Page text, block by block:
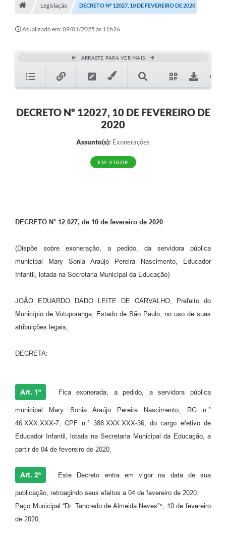
A História
Galeria de Fotos
Legislação
Transparência
Editais
Contato
Legislação DECRETO Nº 12027, 10 DE FEVEREIRO DE 2020
Atualizado em: 09/01/2025 às 11h26
ARRASTE PARA VER MAIS
DECRETO Nº 12027, 10 DE FEVEREIRO DE
2020
Assunto(s): Exonerações
EM VIGOR
DECRETO N° 12 027, de 10 de fevereiro de 2020
(Dispõe sobre exoneração, a pedido, da servidora pública
municipal Mary Sonia Araújo Pereira Nascimento, Educador
Infantil, lotada na Secretaria Municipal da Educação)
JOÃO EDUARDO DADO LEITE DE CARVALHO, Prefeito do
Município de Votuporanga, Estado de São Paulo, no uso de suas
atribuições legais,
DECRETA:
Art. 1º Fica exonerada, a pedido, a servidora pública
municipal Mary Sonia Araújo Pereira Nascimento, RG n.°
46.XXX.XXX-7, CPF n.° 388.XXX.XXX-36, do cargo efetivo de
Educador Infantil, lotada na Secretaria Municipal da Educação, a
partir de 04 de fevereiro de 2020.
Art. 2º Este Decreto entra em vigor na data de sua
publicação, retroagindo seus efeitos a 04 de fevereiro de 2020.
Paço Municipal “Dr. Tancredo de Almeida Neves”^, 10 de fevereiro
de 2020.